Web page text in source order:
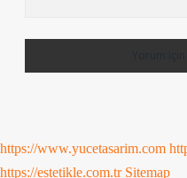
https://www.yucetasarim.com
https://estetikle.com.tr Sitemap